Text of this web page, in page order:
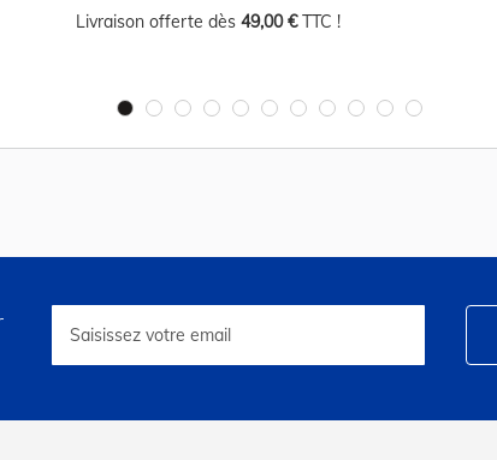
Livraison offerte dès 49,00 €TTC !
lettre